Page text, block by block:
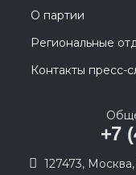
О партии
Региональные
Контакты пресс-
+7
127473,